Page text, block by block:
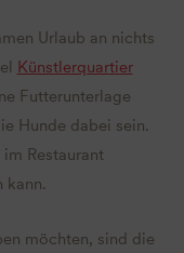
Urlaub an nichts
Künstlerquartier
Futterunterlage
Hunde dabei sein.
Restaurant
kann.
möchten, sind die